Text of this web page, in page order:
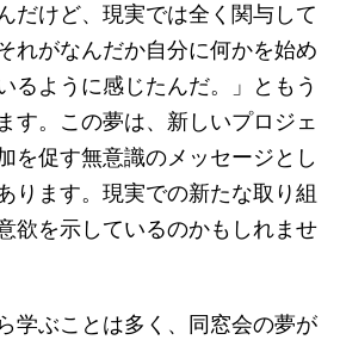
だけど、現実では全く関与して
れがなんだか自分に何かを始め
るように感じたんだ。」ともう
す。この夢は、新しいプロジェ
を促す無意識のメッセージとし
ります。現実での新たな取り組
欲を示しているのかもしれませ
学ぶことは多く、同窓会の夢が